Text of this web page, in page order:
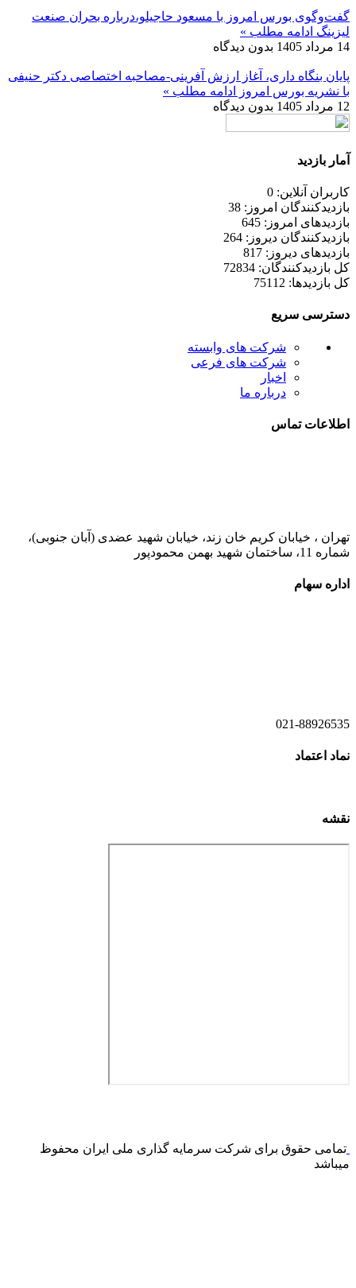
گفت‌وگوی بورس امروز با مسعود حاجیلو،درباره بحران صنعت
لیزینگ ادامه مطلب »
14 مرداد 1405
بدون دیدگاه
پایان بنگاه داری، آغاز ارزش آفرینی-مصاحبه اختصاصی دکتر حنیفی
با نشریه بورس امروز
ادامه مطلب »
12 مرداد 1405
بدون دیدگاه
آمار بازدید
کاربران آنلاین: 0
بازدیدکنندگان امروز: 38
بازدیدهای امروز: 645
بازدیدکنندگان دیروز: 264
بازدیدهای دیروز: 817
کل بازدیدکنند‌گان: 72834
کل بازدیدها: 75112
دسترسی سریع
شرکت های وابسته
شرکت های فرعی
اخبار
درباره ما
اطلاعات تماس
تهران ، خیابان کریم خان زند، خیابان شهید عضدی (آبان جنوبی)،
شماره 11، ساختمان شهید بهمن محمودپور
اداره سهام
021-88926535
نماد اعتماد
نقشه
تمامی حقوق برای شرکت سرمایه گذاری ملی ایران محفوظ
میباشد